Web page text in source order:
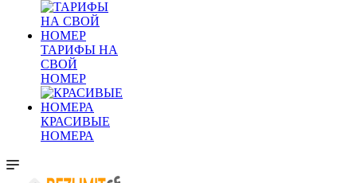
ТАРИФЫ НА
СВОЙ
НОМЕР
КРАСИВЫЕ
НОМЕРА